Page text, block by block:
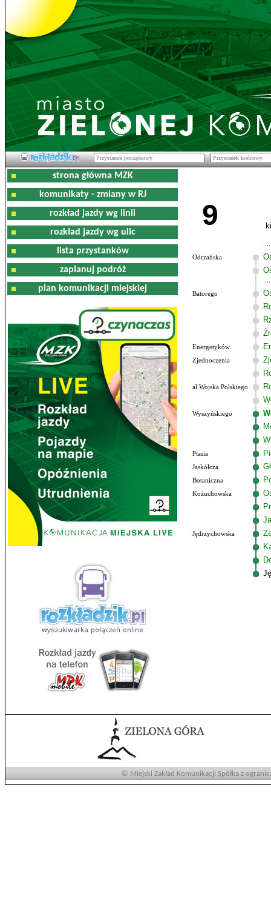
strona główna MZK
komunikaty - zmiany w RJ
rozkład jazdy wg linii
rozkład jazdy wg ulic
lista przystanków
zaplanuj podróż
plan komunikacji miejskiej
9
Odrzańska
Batorego
Energetyków
Zjednoczenia
al.Wojska Polskiego
Wyszyńskiego
Ptasia
Jaskółcza
Botaniczna
Kożuchowska
Jędrzychowska
© Miejski Zakład Komunikacji Spółka z